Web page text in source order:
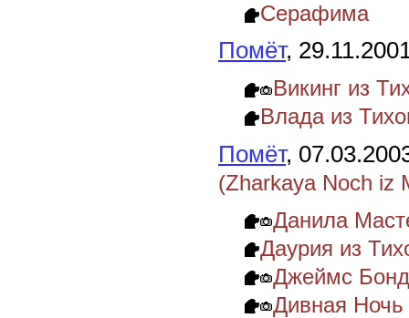
Серафима
Помёт,
Викинг из
Влада из
Помёт,
(Zharkaya Noch iz
Данила
Даурия из
Джеймс
Дивная Ночь